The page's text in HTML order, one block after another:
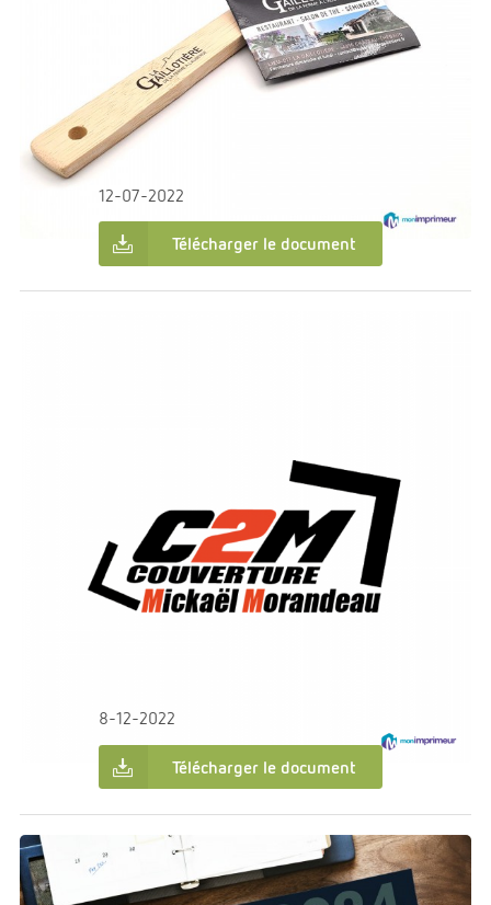
€0.00
Dans:Création graphique
Auberge La Gaillotière
12-07-2022
Télécharger le document
8-12-2022
Télécharger le document